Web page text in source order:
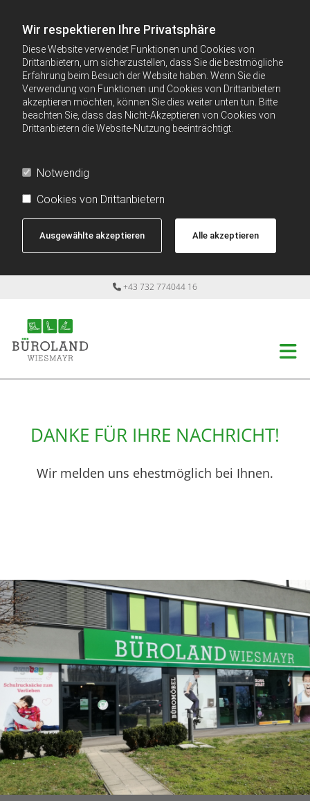
Wir respektieren Ihre Privatsphäre
Diese Website verwendet Funktionen und Cookies von
Drittanbietern, um sicherzustellen, dass Sie die bestmögliche
Erfahrung beim Besuch der Website haben. Wenn Sie die
Verwendung von Funktionen und Cookies von Drittanbietern
akzeptieren möchten, können Sie dies weiter unten tun. Bitte
beachten Sie, dass das Nicht-Akzeptieren von Cookies von
Drittanbietern die Website-Nutzung beeinträchtigt.
Notwendig
Cookies von Drittanbietern
Ausgewählte akzeptieren Alle akzeptieren
 +43 732 774044 16
DANKE FÜR IHRE NACHRICHT!
Wir melden uns ehestmöglich bei Ihnen.